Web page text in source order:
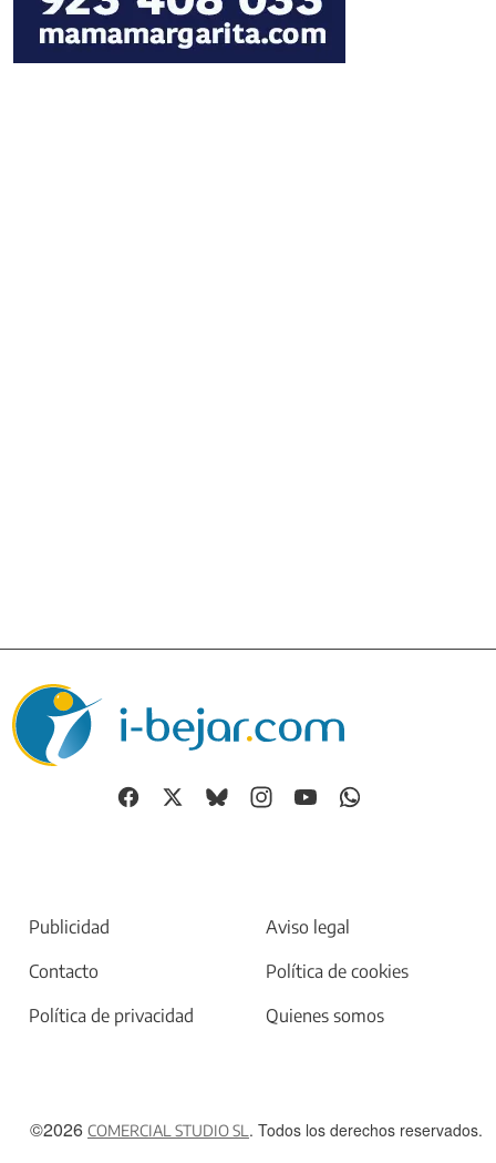
Publicidad
Aviso legal
Contacto
Política de cookies
Política de privacidad
Quienes somos
©2026 COMERCIAL STUDIO SL . Todos los derechos reservados.